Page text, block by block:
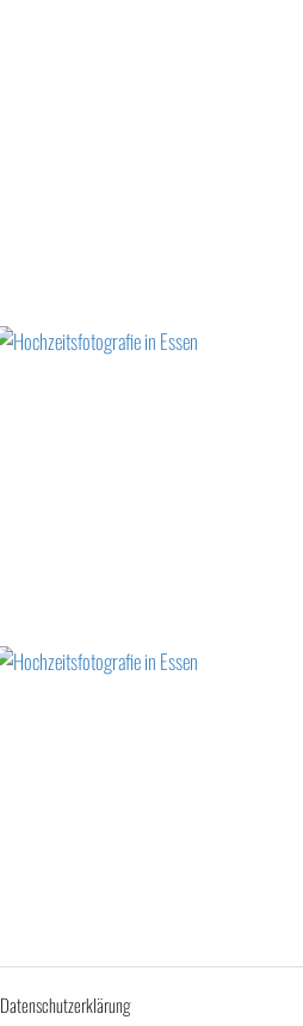
Datenschutzerklärung